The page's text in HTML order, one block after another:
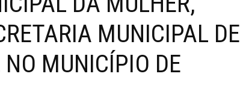
MUNICIPAL DE
MUNICÍPIO DE